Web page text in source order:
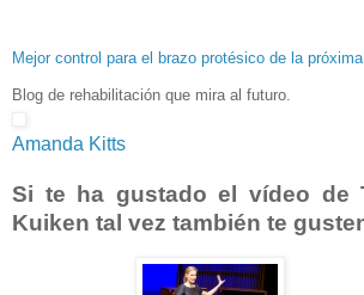
Mejor control para el brazo protésico de la
Blog de rehabilitación que mira al futuro.
Amanda Kitts
Si te ha gustado el vídeo de
Kuiken tal vez también te